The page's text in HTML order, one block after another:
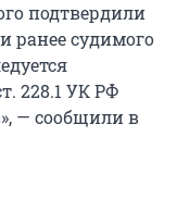
подтвердили
ранее судимого
228.1 УК РФ
— сообщили в